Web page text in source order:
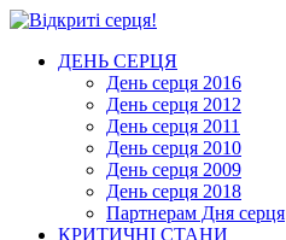
ДЕНЬ СЕРЦЯ
День серця 2016
День серця 2012
День серця 2011
День серця 2010
День серця 2009
День серця 2018
Партнерам Дня серця
КРИТИЧНІ СТАНИ